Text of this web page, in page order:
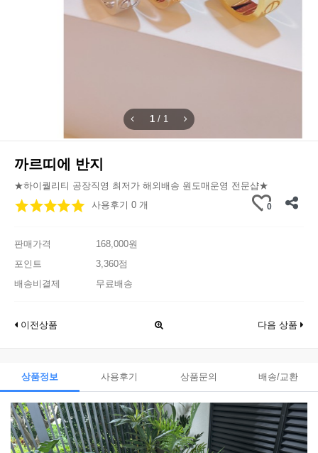
1 / 1
까르띠에 반지
★하이퀄리티 공장직영 최저가 해외배송 원도매운영 전문샵★
사용후기 0 개
0
판매가격
168,000원
포인트
3,360점
배송비결제
무료배송
이전상품 다음 상품
상품정보 사용후기 상품문의 배송/교환